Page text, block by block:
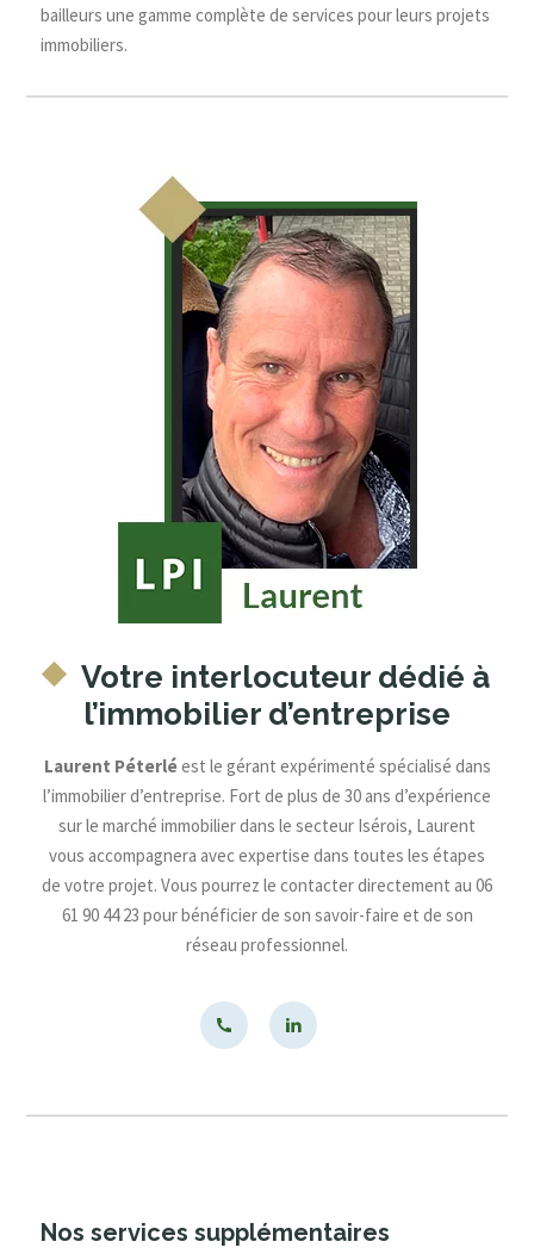
bailleurs une gamme complète de services pour leurs projets
immobiliers.
Votre interlocuteur dédié à
l’immobilier d’entreprise
Laurent Péterléest le gérant expérimenté spécialisé dans
l’immobilier d’entreprise. Fort de plus de 30 ans d’expérience
sur le marché immobilier dans le secteur Isérois, Laurent
vous accompagnera avec expertise dans toutes les étapes
de votre projet. Vous pourrez le contacter directement au 06
61 90 44 23 pour bénéficier de son savoir-faire et de son
réseau professionnel.
Nos services supplémentaires